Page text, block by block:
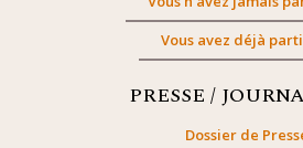
Vous avez déjà
PRESSE /
Dossier de